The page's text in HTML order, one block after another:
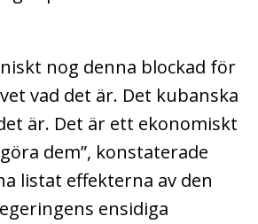
nog denna blockad för
vad det är. Det kubanska
är. Det är ett ekonomiskt
dem”, konstaterade
listat effekterna av den
ensidiga